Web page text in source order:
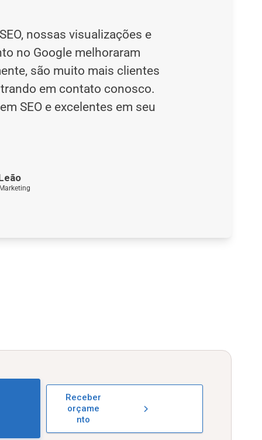
nossas visualizações e
no Google melhoraram
são muito mais clientes
em contato conosco.
SEO e excelentes em seu
Receber
orçame
nto